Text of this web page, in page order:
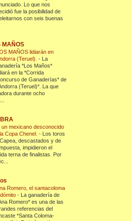
Lo que nos
fue la posibilidad de
con seis buenas
MAÑOS
MAÑOS lidiarán en
(Teruel).- La
*Los Maños*
en la *Corrida
de Ganaderías* de
(Teruel)*. La que
durante ocho
mexicano desconocido
Copa Chenel.- Los toros
descastados y de
impidieron el
terna de finalistas. Por
Romero, el santacoloma
- La ganadería de
Romero* es una de las
referencias del
*Santa Coloma-